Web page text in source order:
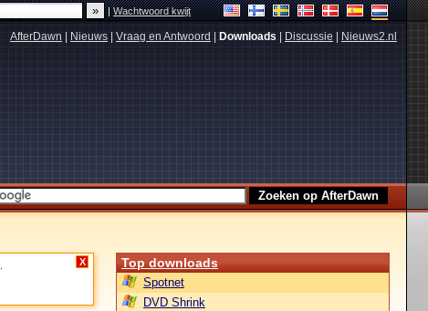
|Wachtwoord kwijt
AfterDawn Nieuws Vraag en Antwoord Downloads Discussie Nieuws2.nl
X Top downloads
Spotnet
DVD Shrink